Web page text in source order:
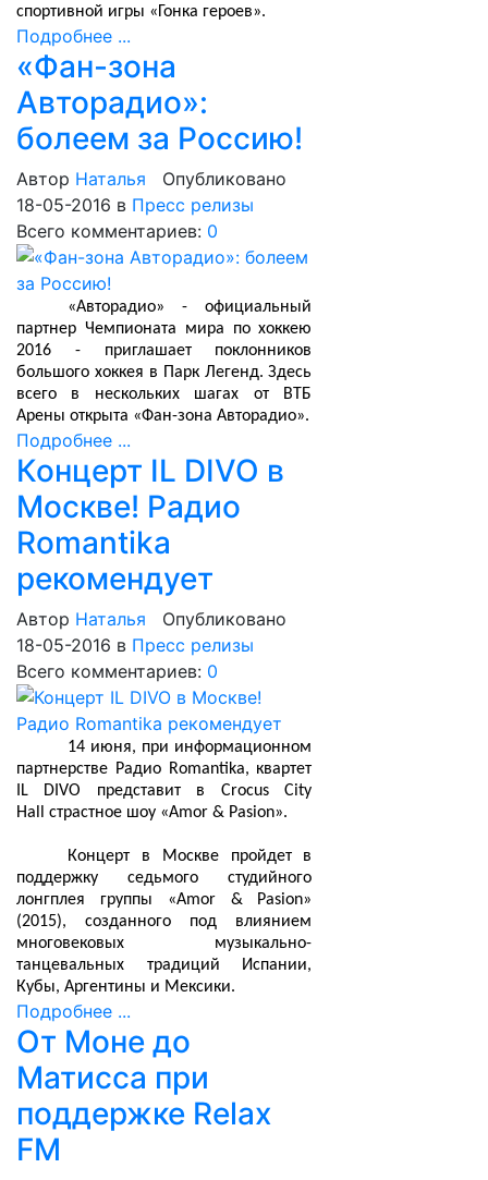
спортивной игры «Гонка героев».
Подробнее ...
«Фан-зона
Авторадио»:
болеем за Россию!
Автор Наталья
Опубликовано
18-05-2016 в Пресс релизы
Всего комментариев: 0
«Авторадио» - официальный
партнер Чемпионата мира по хоккею
2016 - приглашает поклонников
большого хоккея в Парк Легенд. Здесь
всего в нескольких шагах от ВТБ
Арены открыта «Фан-зона Авторадио».
Подробнее ...
Концерт IL DIVO в
Москве! Радио
Romantika
рекомендует
Автор Наталья
Опубликовано
18-05-2016 в Пресс релизы
Всего комментариев: 0
14 июня, при информационном
партнерстве Радио Romantika, квартет
IL DIVO представит в Crocus City
Hall
страстное шоу «Amor & Pasion».
Концерт в Москве пройдет в
поддержку седьмого студийного
лонгплея группы «Amor & Pasion»
(2015), созданного под влиянием
многовековых музыкально-
танцевальных традиций Испании,
Кубы, Аргентины и Мексики.
Подробнее ...
От Моне до
Матисса при
поддержке Relax
FM